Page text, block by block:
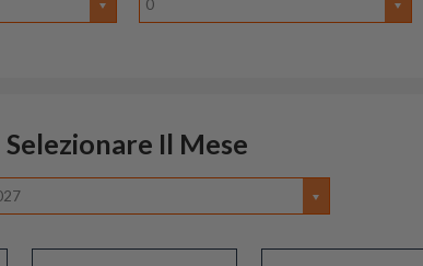
0
Selezionare Il Mese